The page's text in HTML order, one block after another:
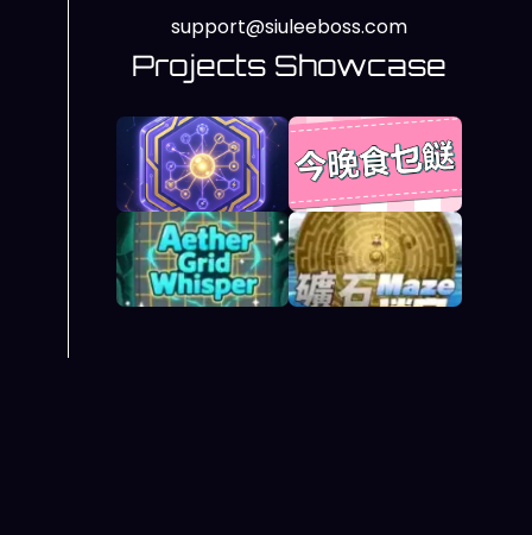
support@siuleeboss.com
Projects Showcase